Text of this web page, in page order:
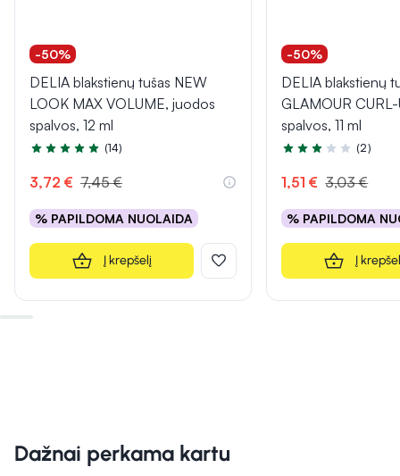
-50%
DELIA blakstienų tušas NEW
LOOK MAX VOLUME, juodos
spalvos, 12 ml
Įvertinimas 4.6 iš 5
(14)
3,72 € 7,45 €
% PAPILDOMA NUOLAIDA
Į krepšelį
-50%
DELIA blakstienų
GLAMOUR
spalvos, 11 ml
Įvertinimas 3.0 iš 5
(2)
1,51 € 3,03 €
% PAPILDOMA
Į
Dažnai perkama kartu